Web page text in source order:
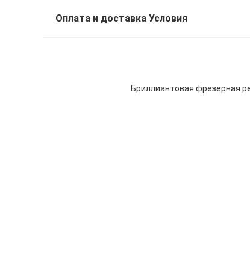
Оплата и доставка Условия
Бриллиантовая фрезерная